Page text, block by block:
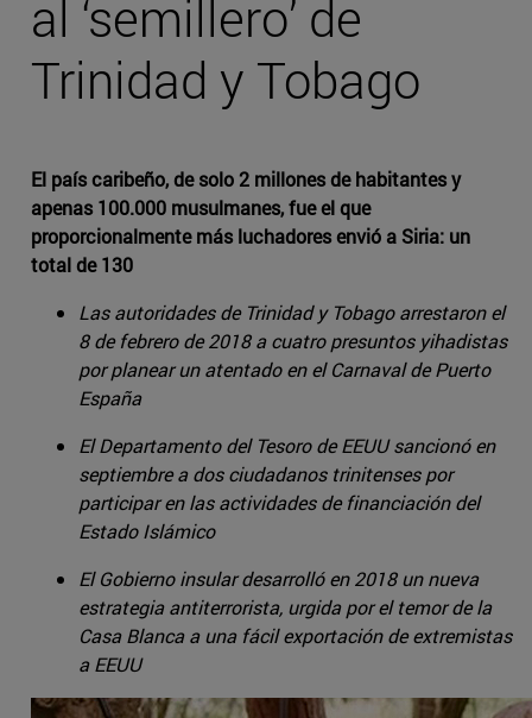
al ‘semillero’ de
Trinidad y Tobago
El país caribeño, de solo 2 millones de habitantes y
apenas 100.000 musulmanes, fue el que
proporcionalmente más luchadores envió a Siria: un
total de 130
Las autoridades de Trinidad y Tobago arrestaron el
8 de febrero de 2018 a cuatro presuntos yihadistas
por planear un atentado en el Carnaval de Puerto
España
El Departamento del Tesoro de EEUU sancionó en
septiembre a dos ciudadanos trinitenses por
participar en las actividades de financiación del
Estado Islámico
El Gobierno insular desarrolló en 2018 un nueva
estrategia antiterrorista, urgida por el temor de la
Casa Blanca a una fácil exportación de extremistas
a EEUU